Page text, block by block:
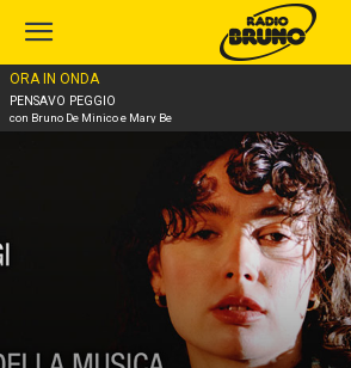
ORA IN ONDA
PENSAVO PEGGIO
con Bruno De Minico e Mary Be
Home